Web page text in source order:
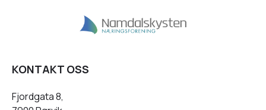
KONTAKT OSS
Fjordgata 8,